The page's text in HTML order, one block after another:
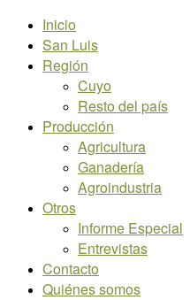
Inicio
San Luis
Región
Cuyo
Resto del país
Producción
Agricultura
Ganadería
Agroindustria
Otros
Informe Especial
Entrevistas
Contacto
Quiénes somos